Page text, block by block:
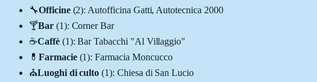
🔧Officine (2): Autofficina Gatti, Autotecnica 2000
🍸Bar (1): Corner Bar
☕Caffè (1):Bar Tabacchi "Al Villaggio"
💊 Farmacie (1):Farmacia Moncucco
⛪Luoghi di culto (1): Chiesa di San Lucio